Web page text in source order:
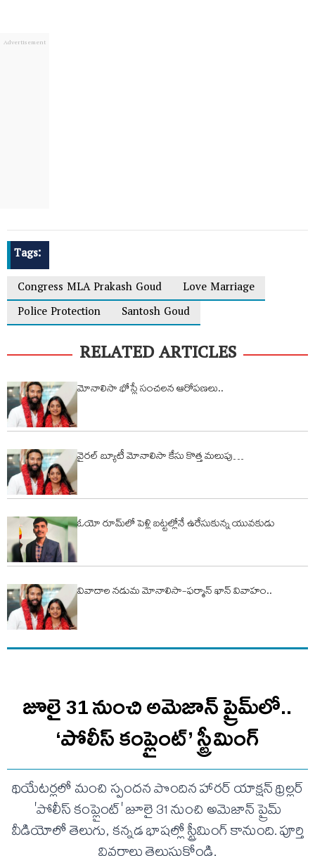
Tags:
Congress MLA Prakash Goud
Love Marriage
Police Protection
Santosh Goud
RELATED ARTICLES
మోనాలిసా భోస్లే సంచలన ఆరోప‌ణ‌లు..
వైరల్ బ్యూటీ మోనాలిసా కేసు కొత్త మలుపు…
ఓయో రూమ్‌లో పెళ్లి బ‌ట్ట‌ల్లోనే ఉరేసుకున్న యువ‌కుడు
వివాదాల నడుమ మోనాలిసా-ఫర్మాన్ ఖాన్ వివాహం..
జూలై 31 నుంచి అమెజాన్ ప్రైమ్‌లో..
‘పోలీస్ కంప్లైంట్’ స్ట్రీమింగ్
థియేటర్లలో మంచి స్పందన పొందిన హారర్ యాక్షన్ థ్రిల్లర్
'పోలీస్ కంప్లైంట్' జూలై 31 నుంచి అమెజాన్ ప్రైమ్
వీడియోలో తెలుగు, కన్నడ భాషల్లో స్ట్రీమింగ్ కానుంది. పూర్తి